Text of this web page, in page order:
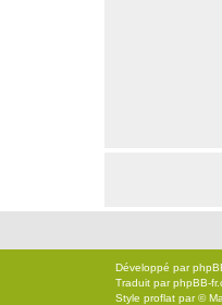
Développé par
Traduit parphpBB-
Style proflat par ©